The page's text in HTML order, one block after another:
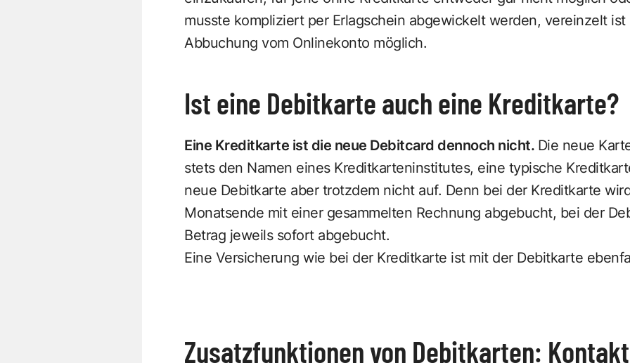
musste kompliziert per Erlagschein abgewickelt werden, vereinzelt ist
Abbuchung vom Onlinekonto möglich.
Ist eine Debitkarte auch eine Kreditkarte?
Eine Kreditkarte ist die neue Debitcard dennoch nicht. Die neue
stets den Namen eines Kreditkarteninstitutes, eine typische
neue Debitkarte aber trotzdem nicht auf. Denn bei der Kreditkarte
Monatsende mit einer gesammelten Rechnung abgebucht, bei der
Betrag jeweils sofort abgebucht.
Eine Versicherung wie bei der Kreditkarte ist mit der Debitkarte
Zusatzfunktionen von Debitkarten: